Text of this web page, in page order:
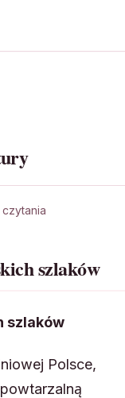
czytania
szlaków
szlaków
Polsce,